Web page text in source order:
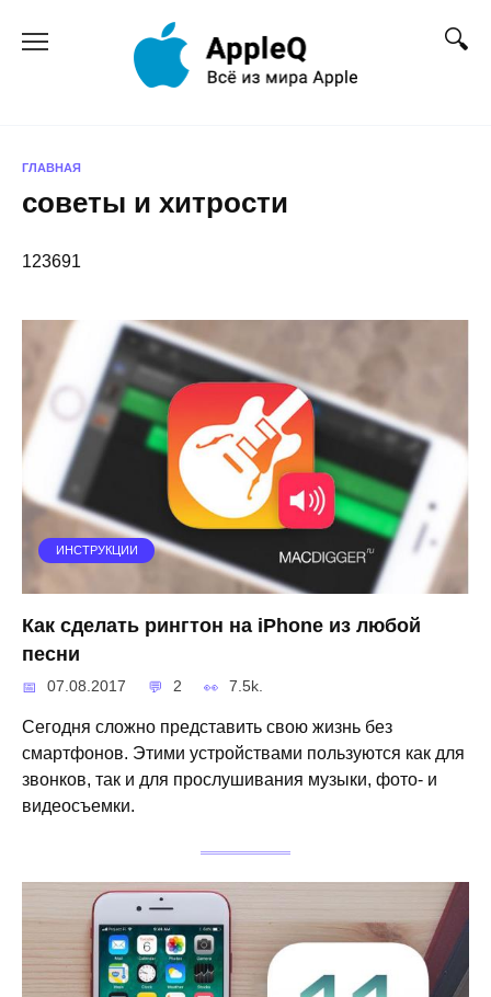
ГЛАВНАЯ
советы и хитрости
123691
ИНСТРУКЦИИ
Как сделать рингтон на iPhone из любой
песни
07.08.2017 2 7.5k.
Сегодня сложно представить свою жизнь без
смартфонов. Этими устройствами пользуются как для
звонков, так и для прослушивания музыки, фото- и
видеосъемки.